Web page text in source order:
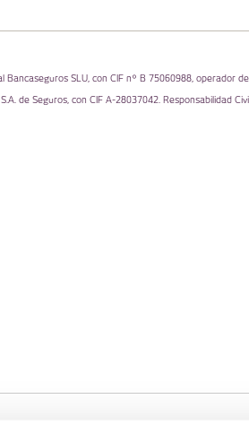
Bancaseguros SLU, con CIF nº B 75060988, operador
de Seguros, con CIF A-28037042. Responsabilidad